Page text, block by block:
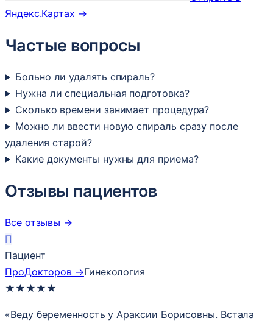
Яндекс.Картах →
Частые вопросы
Больно ли удалять спираль?
Нужна ли специальная подготовка?
Сколько времени занимает процедура?
Можно ли ввести новую спираль сразу после
удаления старой?
Какие документы нужны для приема?
Отзывы пациентов
Все отзывы →
П
Пациент
ПроДокторов →Гинекология
★ ★ ★ ★ ★
«Веду беременность у Араксии Борисовны. Встала